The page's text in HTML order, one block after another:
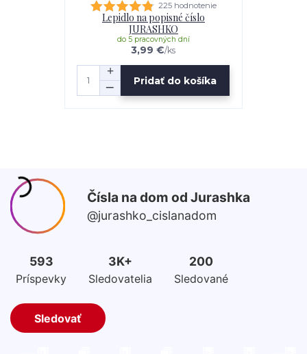
225 hodnotenie
Lepidlo na popisné číslo
JURASHKO
3,99 €/ks
do 5 pracovných dní
Pridať do košíka